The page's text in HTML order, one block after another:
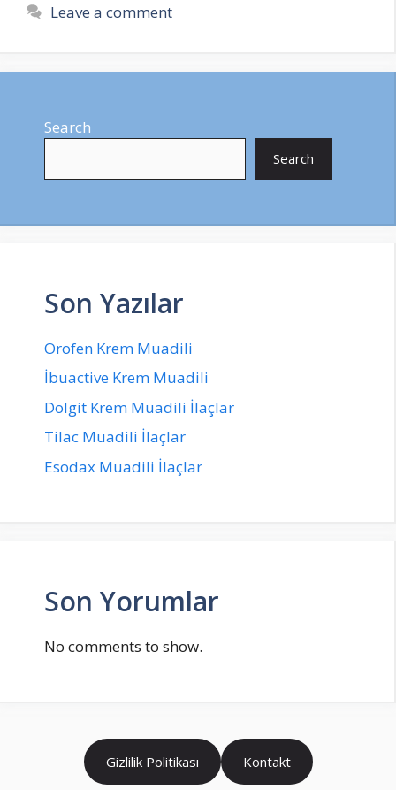
Leave a comment
Search
Search
Son Yazılar
Orofen Krem Muadili
İbuactive Krem Muadili
Dolgit Krem Muadili İlaçlar
Tilac Muadili İlaçlar
Esodax Muadili İlaçlar
Son Yorumlar
No comments to show.
Gizlilik Politikası Kontakt